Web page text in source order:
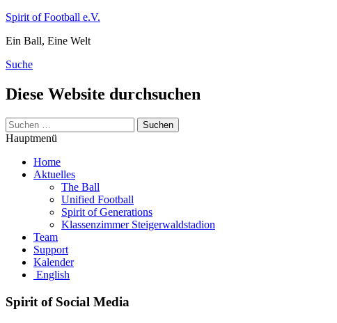
Zum
springen
Spirit of Football e.V.
Ein Ball, Eine Welt
Suche
Diese Website durchsuchen
Suchen
nach:
Hauptmenü
Home
Aktuelles
The Ball
Unified Football
Spirit of Generations
Klassenzimmer Steigerwaldstadion
Team
Support
Kalender
English
Spirit of Social Media